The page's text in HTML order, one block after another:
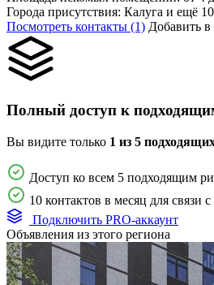
Города присутствия: Калуга и ещё
Посмотреть контакты (1) Добавить в
Полный доступ к
Вы видите только 1 из 5
Доступ ко всем 5 подходящим
10 контактов в месяц для связи
Подключить PRO-аккаунт
Объявления из этого региона